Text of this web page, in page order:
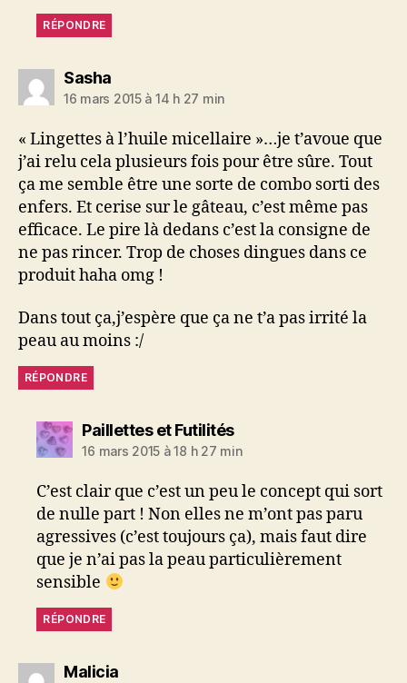
RÉPONDRE
Sashadit :
16 mars 2015 à 14 h 27 min
« Lingettes à l’huile micellaire »…je t’avoue que
j’ai relu cela plusieurs fois pour être sûre. Tout
ça me semble être une sorte de combo sorti des
enfers. Et cerise sur le gâteau, c’est même pas
efficace. Le pire là dedans c’est la consigne de
ne pas rincer. Trop de choses dingues dans ce
produit haha omg !
Dans tout ça,j’espère que ça ne t’a pas irrité la
peau au moins :/
RÉPONDRE
Paillettes et Futilitésdit :
16 mars 2015 à 18 h 27 min
C’est clair que c’est un peu le concept qui sort
de nulle part ! Non elles ne m’ont pas paru
agressives (c’est toujours ça), mais faut dire
que je n’ai pas la peau particulièrement
sensible
RÉPONDRE
Maliciadit :